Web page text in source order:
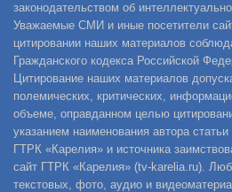
законодательством об
Уважаемые СМИ и иные посетители
цитировании наших материалов
Гражданского кодекса Российской
Цитирование наших материалов
полемических, критических,
объеме, оправданном целью
указанием наименования автора
ГТРК «Карелия» и источника
сайт ГТРК «Карелия» (tv-karelia.ru).
текстовых, фото, аудио и